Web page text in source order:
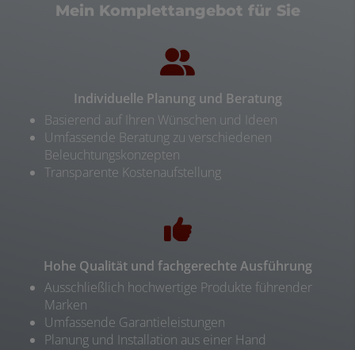
Mein Komplettangebot für Sie
Individuelle Planung und Beratung
Basierend auf Ihren Wünschen und Ideen
Umfassende Beratung zu verschiedenen
Beleuchtungskonzepten
Transparente Kostenaufstellung
Hohe Qualität und fachgerechte Ausführung
Ausschließlich hochwertige Produkte führender
Marken
Umfassende Garantieleistungen
Planung und Installation aus einer Hand